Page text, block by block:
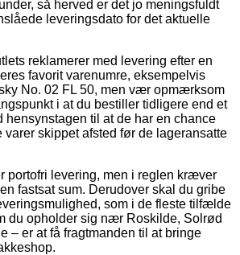
så herved er det jo meningsfuldt
leveringsdato for det aktuelle
reklamerer med levering efter en
favorit varenumre, eksempelvis
No. 02 FL 50, men vær opmærksom
i at du bestiller tidligere end et
til at de har en chance
varer skippet afsted før de lageransatte
portofri levering, men i reglen kræver
fastsat sum. Derudover skal du gribe
som i de fleste tilfælde
du opholder sig nær Roskilde, Solrød
– er at få fragtmanden til at bringe